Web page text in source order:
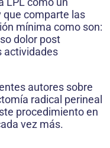
que comparte las
mínima como son:
dolor post
actividades
autores sobre
radical perineal
procedimiento en
vez más.